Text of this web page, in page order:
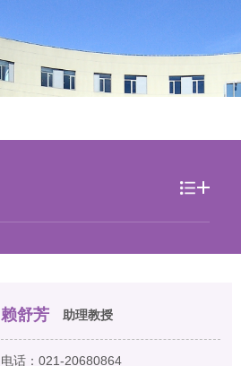
赖舒芳 助理教授
电话：021-20680864